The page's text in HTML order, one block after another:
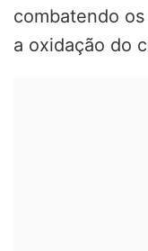
combatendo
a oxidação do